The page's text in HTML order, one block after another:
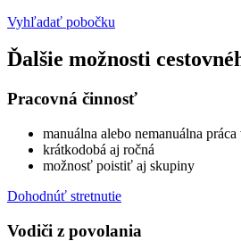
Vyhľadať pobočku
Ďalšie možnosti
Pracovná činnosť
manuálna alebo nemanuálna
krátkodobá aj ročná
možnosť poistiť aj skupiny
Dohodnúť stretnutie
Vodiči z povolania